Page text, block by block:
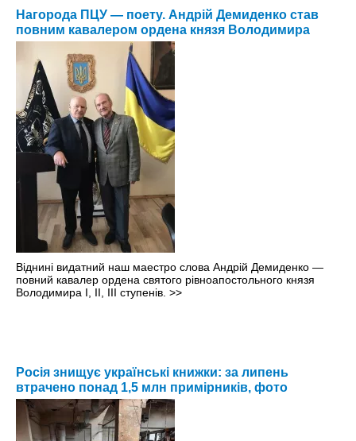
Нагорода ПЦУ — поету. Андрій Демиденко став
повним кавалером ордена князя Володимира
Віднині видатний наш маестро слова Андрій Демиденко —
повний кавалер ордена святого рівноапостольного князя
Володимира І, ІІ, ІІІ ступенів. >>
Росія знищує українські книжки: за липень
втрачено понад 1,5 млн примірників, фото